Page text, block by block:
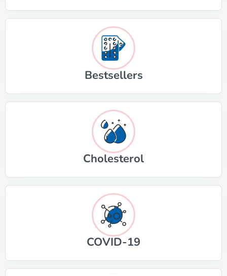
Bestsellers
Cholesterol
COVID-19